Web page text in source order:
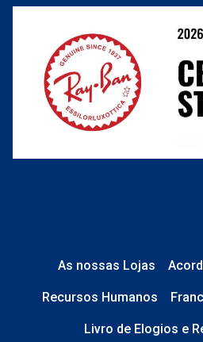
Perguntas
As nossas Lojas
Recursos Humanos
Livro de Elogios e